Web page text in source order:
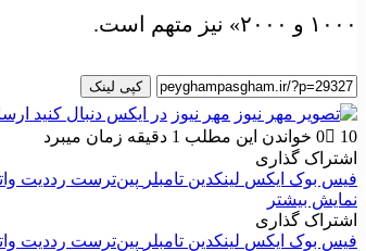
۱۰۰۰ و ۲۰۰۰» نیز متهم است.
کپی لینک
مهر نیوز در ایکس دنبال کنید
0
10
خواندن این مطلب 1 دقیقه زمان میبرد
اشتراک گذاری
فیس بوک ایکس لینکدین ‫تامبلر ‫پین‌ترست ‫رددیت
نمایش بیشتر
اشتراک گذاری
فیس بوک ایکس لینکدین ‫تامبلر ‫پین‌ترست ‫رددیت